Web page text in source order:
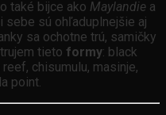
také bijce ako Maylandie a
sebe sú ohľaduplnejšie aj
sa ochotne trú, samičky
tieto formy: black
chisumulu, masinje,
point.